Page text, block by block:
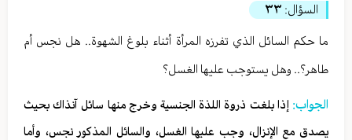
السؤال: ٣٣
ما حكم السائل الذي تفرزه المرأة أثناء بلوغ الشهوة.. هل نجس أم
طاهر؟.. وهل يستوجب عليها الغسل؟
الجواب: إذا بلغت ذروة اللذة الجنسية وخرج منها سائل آنذاك بحيث
يصدق مع الإنزال، وجب عليها الغسل، والسائل المذكور نجس، وأما